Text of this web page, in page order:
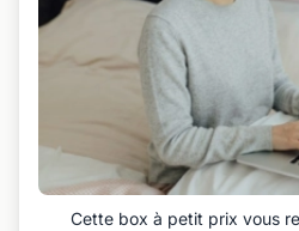
Cette box à petit prix vous